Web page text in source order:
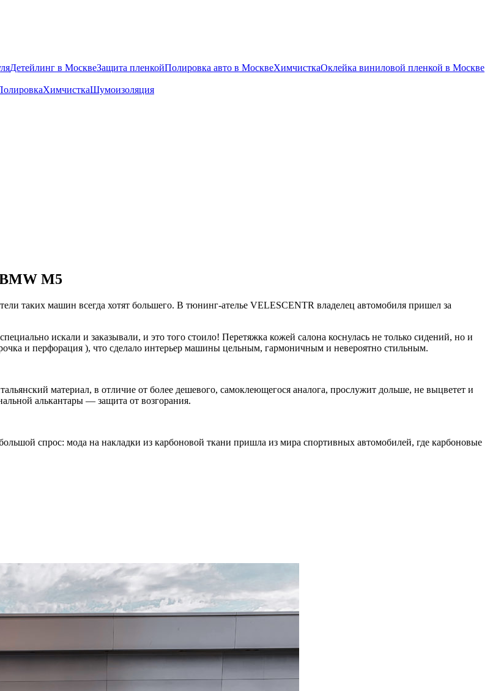
Детейлинг в МосквеЗащита пленкойПолировка авто в МосквеХимчисткаОклейка виниловой пленкой в Москве
ХимчисткаШумоизоляция
M5
таких машин всегда хотят большего. В тюнинг-ателье VELESCENTR владелец автомобиля пришел за
искали и заказывали, и это того стоило! Перетяжка кожей салона коснулась не только сидений, но и
и перфорация ), что сделало интерьер машины цельным, гармоничным и невероятно стильным.
материал, в отличие от более дешевого, самоклеющегося аналога, прослужит дольше, не выцветет и
алькантары — защита от возгорания.
спрос: мода на накладки из карбоновой ткани пришла из мира спортивных автомобилей, где карбоновые